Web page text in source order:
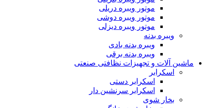
موتور ویبره دریلی
موتور ویبره دوشی
موتور ویبره دیزلی
ویبره بدنه
ویبره بدنه بادی
ویبره بدنه برقی
ماشین آلات و تجهیزات نظافتی صنعتی
اسکرابر
اسکرابر دستی
اسکرابر سرنشین دار
بخار شوی